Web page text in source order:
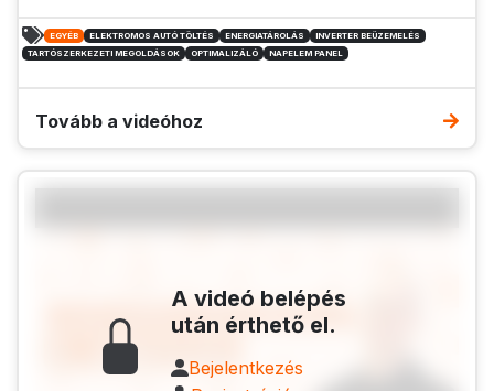
EGYÉB ELEKTROMOS AUTÓ TÖLTÉS ENERGIATÁROLÁS
INVERTER BEÜZEMELÉS
TARTÓSZERKEZETI MEGOLDÁSOK
OPTIMALIZÁLÓ NAPELEM PANEL
Tovább a videóhoz
A videó belépés
után érthető el.
Bejelentkezés